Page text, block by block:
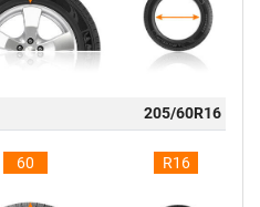
205/60R16
60 R16